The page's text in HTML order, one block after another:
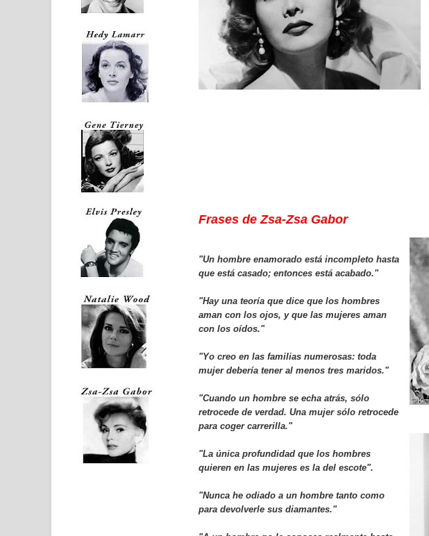
Frases deZsa-Zsa Gabor
"Un hombre enamorado está incompleto hasta
que está casado; entonces está acabado."
"Hay una teoría que dice que los hombres
aman con los ojos, y que las mujeres aman
con los oídos."
"Yo creo en las familias numerosas: toda
mujer debería tener al menos tres maridos."
"Cuando un hombre se echa atrás, sólo
retrocede de verdad. Una mujer sólo retrocede
para coger carrerilla."
"La única profundidad que los hombres
quieren en las mujeres es la del escote".
"Nunca he odiado a un hombre tanto como
para devolverle sus diamantes."